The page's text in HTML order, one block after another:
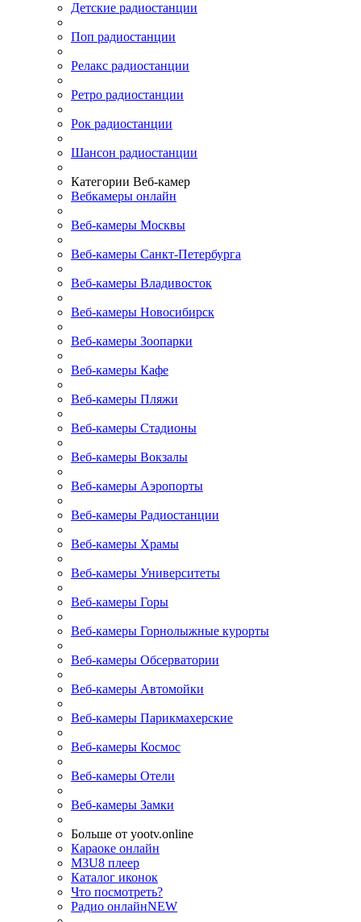
Детские радиостанции
Поп радиостанции
Релакс радиостанции
Ретро радиостанции
Рок радиостанции
Шансон радиостанции
Категории Веб-камер
Вебкамеры онлайн
Веб-камеры Москвы
Веб-камеры Санкт-Петербурга
Веб-камеры Владивосток
Веб-камеры Новосибирск
Веб-камеры Зоопарки
Веб-камеры Кафе
Веб-камеры Пляжи
Веб-камеры Стадионы
Веб-камеры Вокзалы
Веб-камеры Аэропорты
Веб-камеры Радиостанции
Веб-камеры Храмы
Веб-камеры Университеты
Веб-камеры Горы
Веб-камеры Горнолыжные курорты
Веб-камеры Обсерватории
Веб-камеры Автомойки
Веб-камеры Парикмахерские
Веб-камеры Космос
Веб-камеры Отели
Веб-камеры Замки
Больше от yootv.online
Караоке онлайн
M3U8 плеер
Каталог иконок
Что посмотреть?
Радио онлайнNEW